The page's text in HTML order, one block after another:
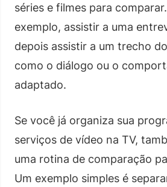
séries e filmes para
exemplo, assistir a uma
depois assistir a um trecho
como o diálogo ou o
adaptado.
Se você já organiza sua
serviços de vídeo na TV,
uma rotina de comparação
Um exemplo simples é